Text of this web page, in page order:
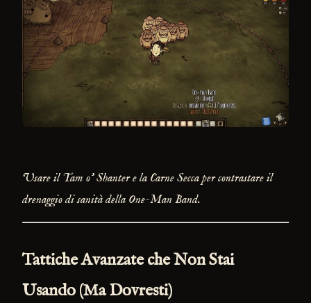
Usare il Tam o' Shanter e la Carne Secca per contrastare il
drenaggio di sanità della One-Man Band.
Tattiche Avanzate che Non Stai
Usando (Ma Dovresti)